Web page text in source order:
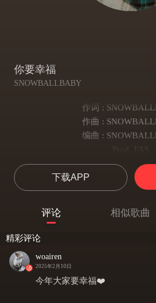
你要幸福
SNOWBALLBABY
作词 :
作曲 :
编曲 :
Prod. FAS
你要幸福啊
你要幸福啊
你要幸福啊
他害怕被人欺骗所
下载APP
评论 相似歌曲
精彩评论
woairen
2025年2月10日
今年大家要幸福❤️